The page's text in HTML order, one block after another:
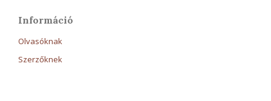
Információ
Olvasóknak
Szerzőknek